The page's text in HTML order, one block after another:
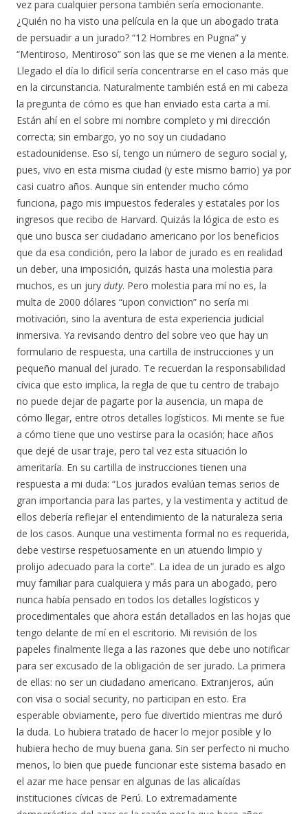
vez para cualquier persona también sería emocionante.
¿Quién no ha visto una película en la que un abogado trata
de persuadir a un jurado? “12 Hombres en Pugna” y
“Mentiroso, Mentiroso” son las que se me vienen a la mente.
Llegado el día lo difícil sería concentrarse en el caso más que
en la circunstancia. Naturalmente también está en mi cabeza
la pregunta de cómo es que han enviado esta carta a mí.
Están ahí en el sobre mi nombre completo y mi dirección
correcta; sin embargo, yo no soy un ciudadano
estadounidense. Eso sí, tengo un número de seguro social y,
pues, vivo en esta misma ciudad (y este mismo barrio) ya por
casi cuatro años. Aunque sin entender mucho cómo
funciona, pago mis impuestos federales y estatales por los
ingresos que recibo de Harvard. Quizás la lógica de esto es
que uno busca ser ciudadano americano por los beneficios
que da esa condición, pero la labor de jurado es en realidad
un deber, una imposición, quizás hasta una molestia para
muchos, es un jury duty. Pero molestia para mí no es, la
multa de 2000 dólares “upon conviction” no sería mi
motivación, sino la aventura de esta experiencia judicial
inmersiva. Ya revisando dentro del sobre veo que hay un
formulario de respuesta, una cartilla de instrucciones y un
pequeño manual del jurado. Te recuerdan la responsabilidad
cívica que esto implica, la regla de que tu centro de trabajo
no puede dejar de pagarte por la ausencia, un mapa de
cómo llegar, entre otros detalles logísticos. Mi mente se fue
a cómo tiene que uno vestirse para la ocasión; hace años
que dejé de usar traje, pero tal vez esta situación lo
ameritaría. En su cartilla de instrucciones tienen una
respuesta a mi duda: “Los jurados evalúan temas serios de
gran importancia para las partes, y la vestimenta y actitud de
ellos debería reflejar el entendimiento de la naturaleza seria
de los casos. Aunque una vestimenta formal no es requerida,
debe vestirse respetuosamente en un atuendo limpio y
prolijo adecuado para la corte”. La idea de un jurado es algo
muy familiar para cualquiera y más para un abogado, pero
nunca había pensado en todos los detalles logísticos y
procedimentales que ahora están detallados en las hojas que
tengo delante de mí en el escritorio. Mi revisión de los
papeles finalmente llega a las razones que debe uno notificar
para ser excusado de la obligación de ser jurado. La primera
de ellas: no ser un ciudadano americano. Extranjeros, aún
con visa o social security, no participan en esto. Era
esperable obviamente, pero fue divertido mientras me duró
la duda. Lo hubiera tratado de hacer lo mejor posible y lo
hubiera hecho de muy buena gana. Sin ser perfecto ni mucho
menos, lo bien que puede funcionar este sistema basado en
el azar me hace pensar en algunas de las alicaídas
instituciones cívicas de Perú. Lo extremadamente